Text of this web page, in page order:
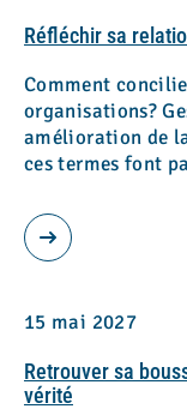
Affichage des
Consulter les
Réfléchir sa
Comment
organisations?
amélioration de
ces termes font
15 mai 2027
Retrouver sa
vérité